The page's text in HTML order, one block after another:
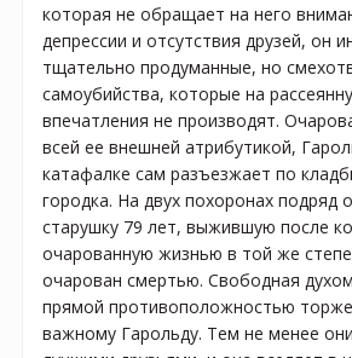
которая не обращает на него
депрессии и отсутствия друзей, он
тщательно продуманные, но
самоубийства, которые на
впечатления не производят.
всей ее внешней атрибутикой,
катафалке сам разъезжает по
городка. На двух похоронах подряд
старушку 79 лет, выжившую после
очарованную жизнью в той же
очарован смертью. Свободная
прямой противоположностью
важному Гарольду. Тем не менее